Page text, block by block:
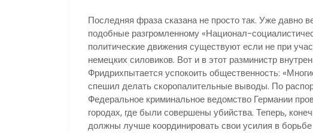
Последняя фраза сказана не просто так. Уже давно
подобные разгромленному «Национал-
политические движения существуют если не при
немецких силовиков. Вот и в этот разминистр
Фридрихпытается успокоить общественность:
спешил делать скоропалительные выводы. По
Федеральное криминальное ведомство Германии
городах, где были совершены убийства. Теперь,
должны лучше координировать свои усилия в